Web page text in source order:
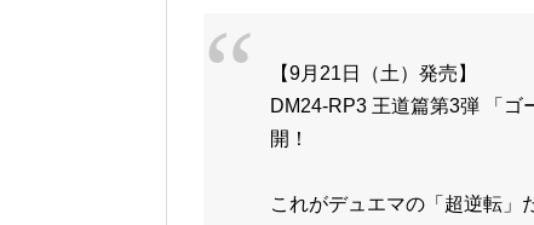
【9月21日（土）発売】
DM24-RP3 王道篇第3弾 「ゴ
開！
これがデュエマの「超逆転」